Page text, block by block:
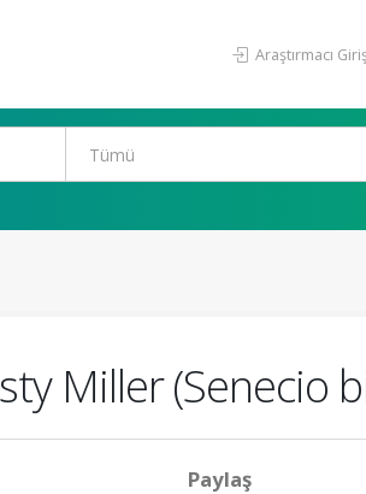
Araştırmacı
Miller (Senecio
Paylaş